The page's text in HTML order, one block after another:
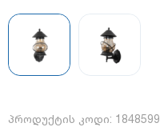
პროდუქტის კოდი: 1848599